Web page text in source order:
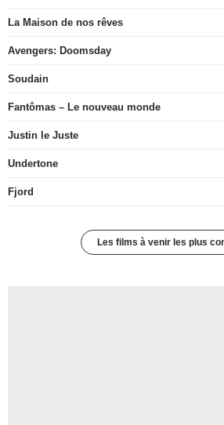
La Maison de nos rêves
Avengers: Doomsday
Soudain
Fantômas – Le nouveau monde
Justin le Juste
Undertone
Fjord
Les films à venir les plus